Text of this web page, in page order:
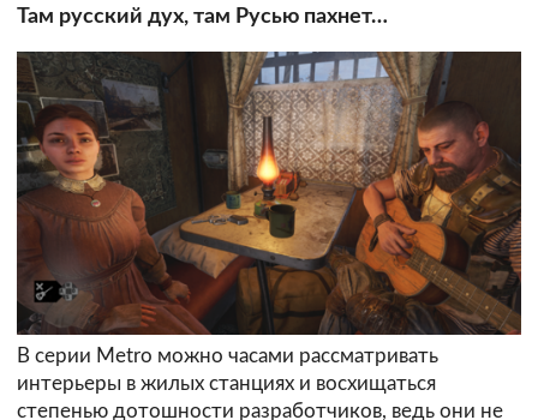
Там русский дух, там Русью пахнет…
В серии Metro можно часами рассматривать
интерьеры в жилых станциях и восхищаться
степенью дотошности разработчиков, ведь они не